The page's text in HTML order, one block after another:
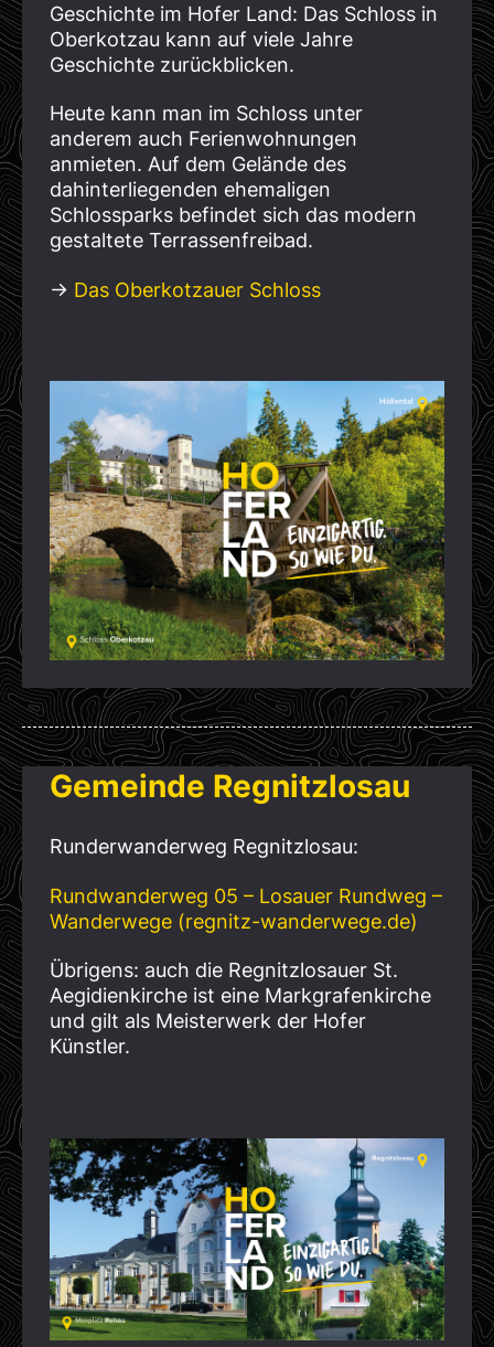
Geschichte im Hofer Land: Das Schloss in
Oberkotzau kann auf viele Jahre
Geschichte zurückblicken.
Heute kann man im Schloss unter
anderem auch Ferienwohnungen
anmieten. Auf dem Gelände des
dahinterliegenden ehemaligen
Schlossparks befindet sich das modern
gestaltete Terrassenfreibad.
→ Das Oberkotzauer Schloss
Gemeinde Regnitzlosau
Runderwanderweg Regnitzlosau:
Rundwanderweg 05 – Losauer Rundweg –
Wanderwege (regnitz-wanderwege.de)
Übrigens: auch die Regnitzlosauer St.
Aegidienkirche ist eine Markgrafenkirche
und gilt als Meisterwerk der Hofer
Künstler.